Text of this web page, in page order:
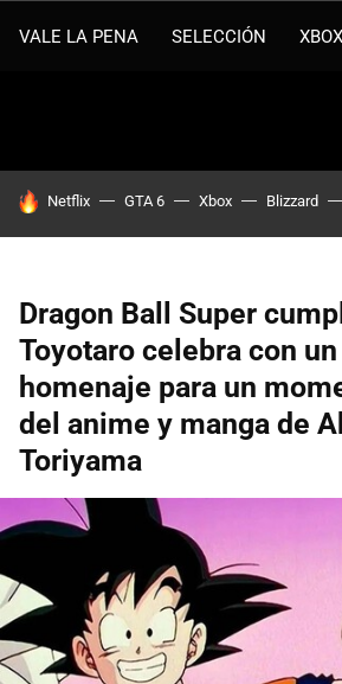
VALE LA PENA SELECCIÓN
HOY SE HABLA DE
Netflix GTA 6 Xbox Blizzard
Dragon Ball Super
Toyotaro celebra con
homenaje para un
del anime y manga de
Toriyama